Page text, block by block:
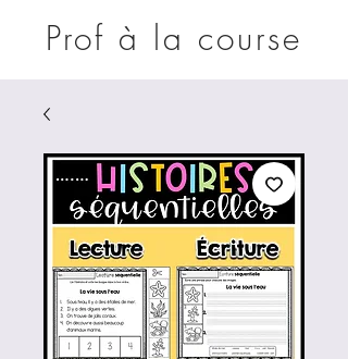
Prof à la course